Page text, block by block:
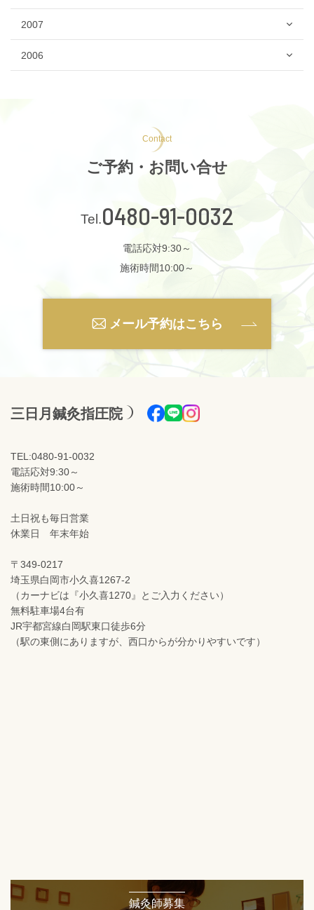
2007
2006
Contact
ご予約・お問い合せ
0480-91-0032
電話応対9:30～
施術時間10:00～
メール予約はこちら
三日月鍼灸指圧院
TEL:0480-91-0032
電話応対9:30～
施術時間10:00～
土日祝も毎日営業
休業日 年末年始
〒349-0217
埼玉県白岡市小久喜1267-2
（カーナビは『小久喜1270』とご入力ください）
無料駐車場4台有
JR宇都宮線白岡駅東口徒歩6分
（駅の東側にありますが、西口からが分かりやすいです）
鍼灸師募集